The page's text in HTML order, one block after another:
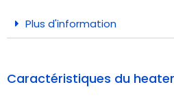
Plus d'information
Caractéristiques du